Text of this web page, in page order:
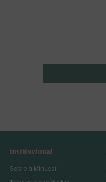
institucional
Sobre a Minussi